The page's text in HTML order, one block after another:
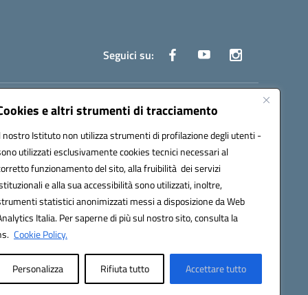
e altri strumenti di tracciamento
nostro Istituto non utilizza strumenti di profilazione degli utenti -
utilizzati esclusivamente cookies tecnici necessari al
funzionamento del sito, alla fruibilità dei servizi
e alla sua accessibilità sono utilizzati, inoltre,
statistici anonimizzati messi a disposizione da Web
Italia. Per saperne di più sul nostro sito, consulta la
Cookie Policy.
Personalizza Rifiuta tutto Accettare tutto
Seguici su:
ufficio: UFOYYV | C.Fisc: 93056740637